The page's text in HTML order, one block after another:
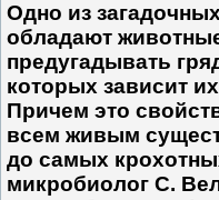
Одно из
обладают
предугадывать
которых зависит
Причем это
всем живым
до самых
микробиолог С.